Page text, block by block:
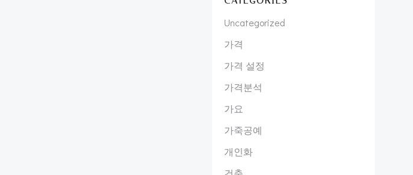
Uncategorized
가격
가격 설정
가격분석
가요
가죽공예
개인화